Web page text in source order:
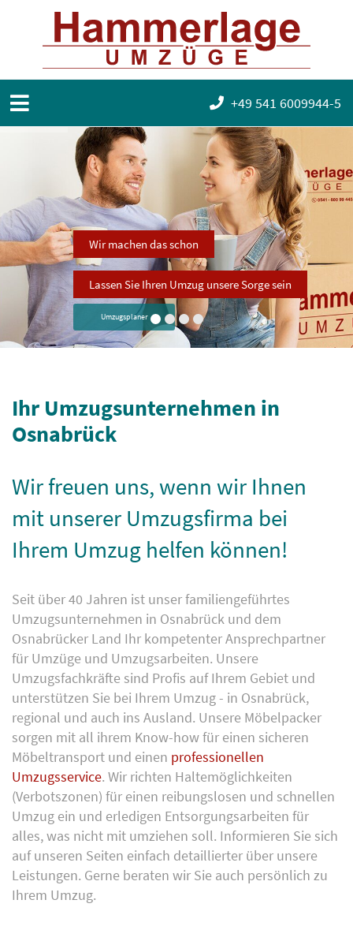
+49 541 6009944-5
Lassen Sie Ihren Umzug unsere Sorge sein
Wir machen das schon
Umzugsplaner
Ihr Umzugsunternehmen in
Osnabrück
Wir freuen uns, wenn wir Ihnen
mit unserer Umzugsfirma bei
Ihrem Umzug helfen können!
Seit über 40 Jahren ist unser familiengeführtes
Umzugsunternehmen in Osnabrück und dem
Osnabrücker Land Ihr kompetenter Ansprechpartner
für Umzüge und Umzugsarbeiten. Unsere
Umzugsfachkräfte sind Profis auf Ihrem Gebiet und
unterstützen Sie bei Ihrem Umzug - in Osnabrück,
regional und auch ins Ausland. Unsere Möbelpacker
sorgen mit all ihrem Know-how für einen sicheren
Möbeltransport und einen professionellen
Umzugsservice. Wir richten Haltemöglichkeiten
(Verbotszonen) für einen reibungslosen und schnellen
Umzug ein und erledigen Entsorgungsarbeiten für
alles, was nicht mit umziehen soll. Informieren Sie sich
auf unseren Seiten einfach detaillierter über unsere
Leistungen. Gerne beraten wir Sie auch persönlich zu
Ihrem Umzug.